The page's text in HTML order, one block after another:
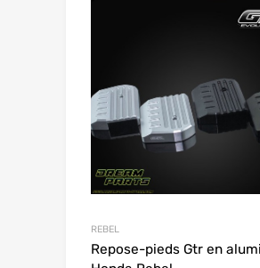
REBEL
Repose-pieds Gtr en